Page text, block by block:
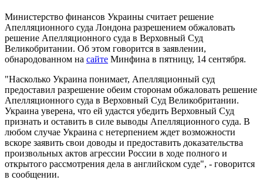
Министерство финансов Украины считает решение
Апелляционного суда Лондона разрешением обжаловать
решение Апелляционного суда в Верховный Суд
Великобритании. Об этом говорится в заявлении,
обнародованном на сайте Минфина в пятницу, 14 сентября.
"Насколько Украина понимает, Апелляционный суд
предоставил разрешение обеим сторонам обжаловать решение
Апелляционного суда в Верховный Суд Великобритании.
Украина уверена, что ей удастся убедить Верховный Суд
признать и оставить в силе выводы Апелляционного суда. В
любом случае Украина с нетерпением ждет возможности
вскоре заявить свои доводы и предоставить доказательства
произвольных актов агрессии России в ходе полного и
открытого рассмотрения дела в английском суде", - говорится
в сообщении.